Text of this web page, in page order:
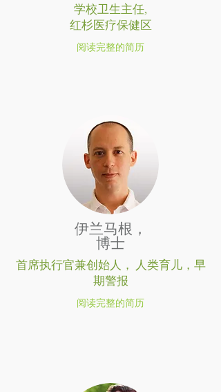
学校卫生主任,
红杉医疗保健区
阅读完整的简历
伊兰马根，
博士
首席执行官兼创始人， 人类育儿，早
期警报
阅读完整的简历